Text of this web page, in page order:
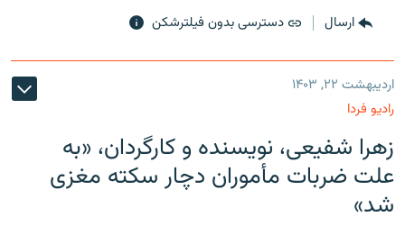
ارسال دسترسی بدون فیلترشکن
اردیبهشت ۲۲, ۱۴۰۳
رادیو فردا
زهرا شفیعی، نویسنده و کارگردان، «به
علت ضربات مأموران دچار سکته مغزی
شد»